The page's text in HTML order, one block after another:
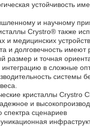
устойчивость
и научному
Crystro® также
и медицинских
и долговечность
размер и точная
в сложные
системы
кристаллы Crystro
и
сценариев